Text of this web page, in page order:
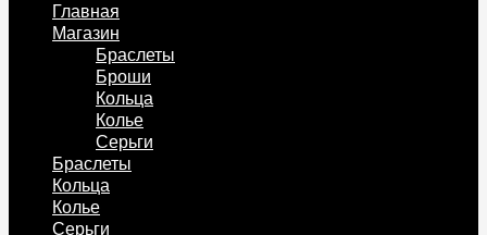
Главная
Магазин
Браслеты
Броши
Кольца
Колье
Серьги
Браслеты
Кольца
Колье
Серьги